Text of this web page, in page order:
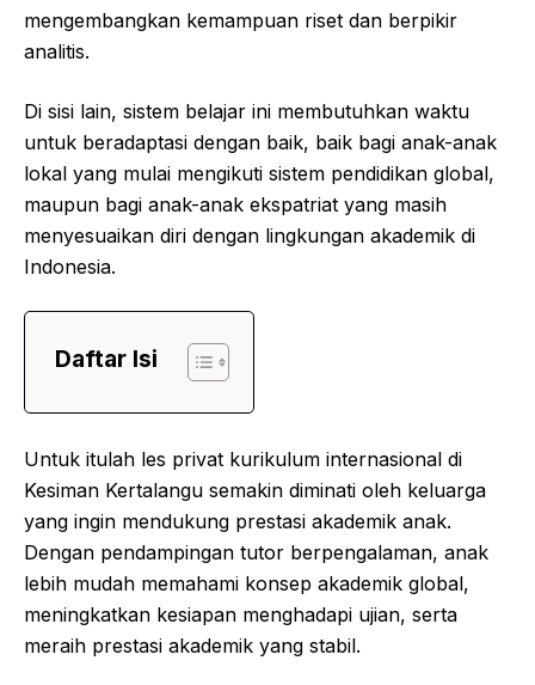
mengembangkan kemampuan riset dan berpikir
analitis.
Di sisi lain, sistem belajar ini membutuhkan waktu
untuk beradaptasi dengan baik, baik bagi anak-anak
lokal yang mulai mengikuti sistem pendidikan global,
maupun bagi anak-anak ekspatriat yang masih
menyesuaikan diri dengan lingkungan akademik di
Indonesia.
Daftar Isi
Untuk itulah les privat kurikulum internasional di
Kesiman Kertalangu semakin diminati oleh keluarga
yang ingin mendukung prestasi akademik anak.
Dengan pendampingan tutor berpengalaman, anak
lebih mudah memahami konsep akademik global,
meningkatkan kesiapan menghadapi ujian, serta
meraih prestasi akademik yang stabil.